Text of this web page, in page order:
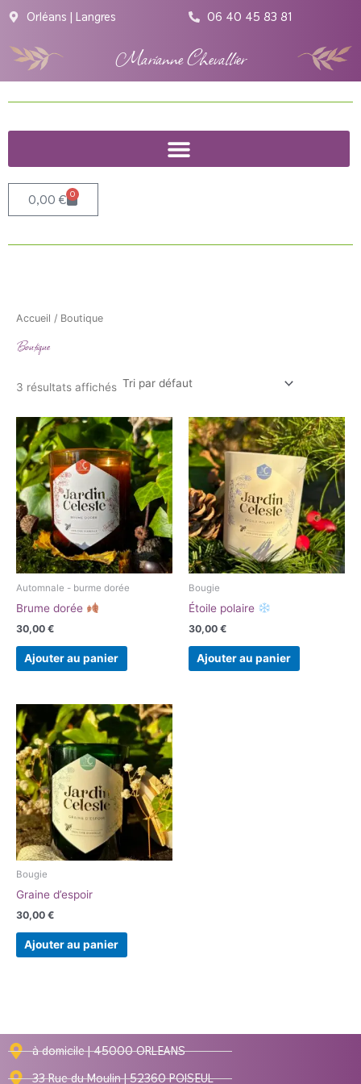
Orléans | Langres 06 40 45 83 81
Marianne Chevallier
0,00 € 0
Panier
Accueil / Boutique
Boutique
3 résultats affichés
Automnale - burme dorée
Brume dorée
30,00 €
Ajouter au panier
Bougie
Étoile polaire
30,00 €
Ajouter au panier
Bougie
Graine d’espoir
30,00 €
Ajouter au panier
à domicile | 45000 ORLEANS
33 Rue du Moulin | 52360 POISEUL